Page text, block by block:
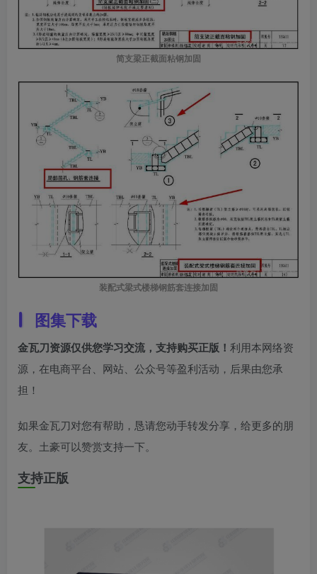
简支梁正截面粘钢加固
装配式梁式楼梯钢筋套连接加固
图集下载
金瓦刀资源仅供您学习交流，支持购买正版！ 利用本网络资
源，在电商平台、网站、公众号等盈利活动，后果由您承
担！
如果金瓦刀对您有帮助，恳请您动手转发分享，给更多的朋
友。土豪可以赞赏支持一下。
支持正版